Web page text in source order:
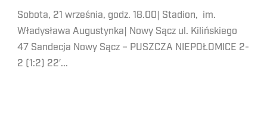
Sobota, 21 września, godz. 18.00| Stadion, im.
Władysława Augustynka| Nowy Sącz ul. Kilińskiego
47 Sandecja Nowy Sącz – PUSZCZA NIEPOŁOMICE 2-
2 (1:2) 22′...